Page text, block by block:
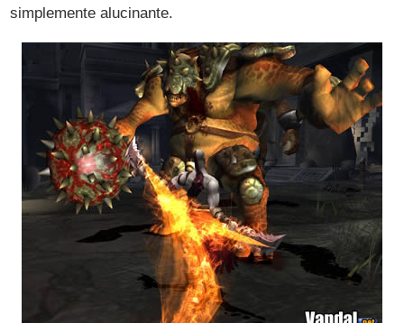
simplemente alucinante.